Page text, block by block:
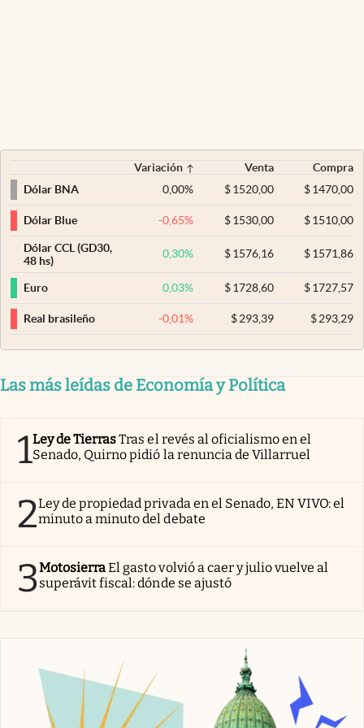
Variación Venta
Compra
Dólar BNA
0,00% $ 1520,00 $1470,00
Dólar Blue -0,65% $ 1530,00 $1510,00
Dólar CCL (GD30,
48 hs)
0,30% $ 1576,16 $1571,86
Euro 0,03% $ 1728,60 $1727,57
Real brasileño -0,01% $ 293,39 $293,29
Las más leídas de Economía y Política
1Ley de TierrasTras el revés al oficialismo en el
Senado, Quirno pidió la renuncia de Villarruel
2Ley de propiedad privada en el Senado, EN VIVO: el
minuto a minuto del debate
3MotosierraEl gasto volvió a caer y julio vuelve al
superávit fiscal: dónde se ajustó